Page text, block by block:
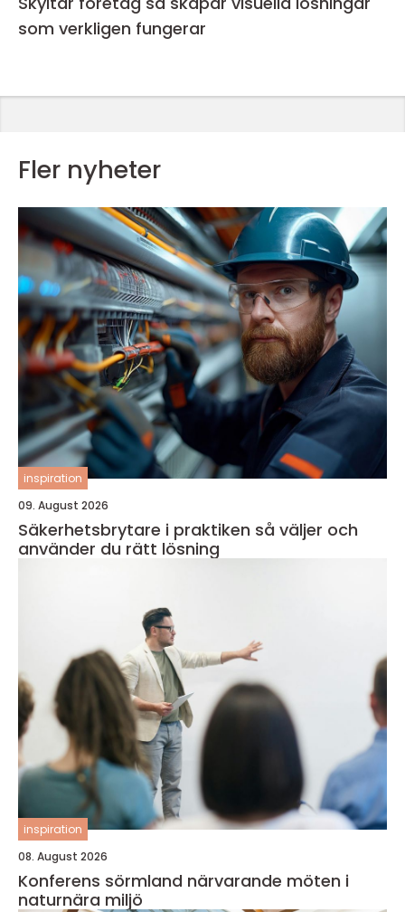
som verkligen fungerar
Fler nyheter
inspiration
09. August 2026
Säkerhetsbrytare i praktiken så väljer och
använder du rätt lösning
inspiration
08. August 2026
Konferens sörmland närvarande möten i
naturnära miljö